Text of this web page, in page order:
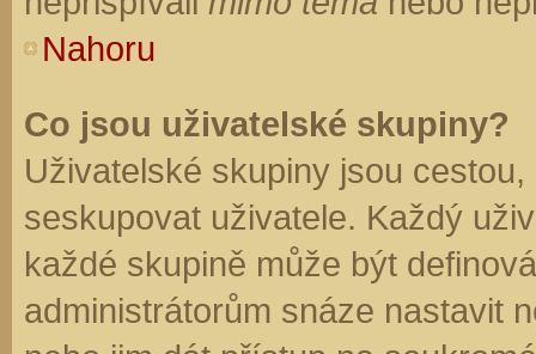
Nahoru
Co jsou uživatelské skupiny?
Uživatelské skupiny jsou
seskupovat uživatele. Každý
každé skupině může být
administrátorům snáze nastavit